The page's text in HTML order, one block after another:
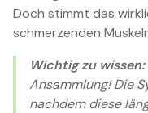
Doch stimmt das
schmerzenden
Wichtig zu wissen:
Ansammlung! Die
nachdem diese